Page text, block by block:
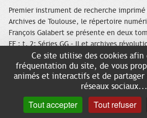
Premier instrument de recherche
Archives de Toulouse, le répertoire
François Galabert se présente en deux
FF ; t. 2: Séries GG – II et archives
modernes A – S). Il est doté d'un tableau
matières et d'index correspondant à
Prix unitaire : 31,00 € + frais de port.
Ce site utilise des cookies afin
fréquentation du site, de vous
animés et interactifs et de partager
réseaux sociaux...
Tout accepter Tout refuser